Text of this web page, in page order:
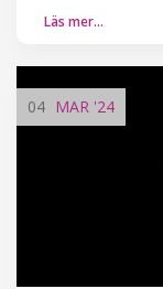
Läs mer…
04 MAR '24